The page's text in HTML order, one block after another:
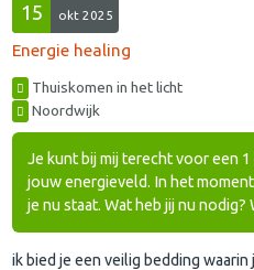
15 okt 2025
Energie healing
Thuiskomen in het licht
Noordwijk
Je kunt bij mij terecht voor een
jouw energieveld. In het
je nu staat. Wat heb jij nu nodig?
ik bied je een veilig bedding